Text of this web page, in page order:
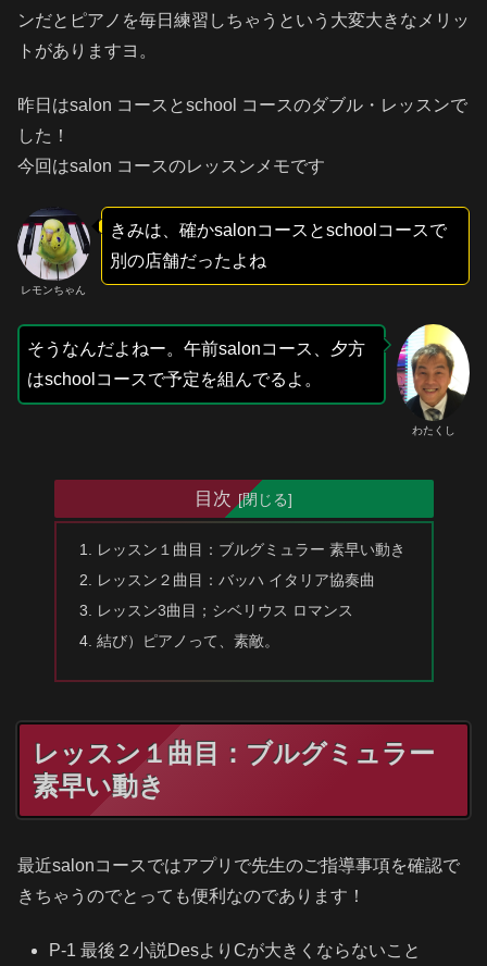
ンだとピアノを毎日練習しちゃうという大変大きなメリッ
トがありますヨ。
昨日はsalon コースとschool コースのダブル・レッスンで
した！
今回はsalon コースのレッスンメモです
レモンちゃん
きみは、確かsalonコースとschoolコースで
別の店舗だったよね
わたくし
そうなんだよねー。午前salonコース、夕方
はschoolコースで予定を組んでるよ。
目次
レッスン１曲目：ブルグミュラー 素早い動き
レッスン２曲目：バッハ イタリア協奏曲
レッスン3曲目；シベリウス ロマンス
結び）ピアノって、素敵。
レッスン１曲目：ブルグミュラー
素早い動き
最近salonコースではアプリで先生のご指導事項を確認で
きちゃうのでとっても便利なのであります！
P-1 最後２小説DesよりCが大きくならないこと